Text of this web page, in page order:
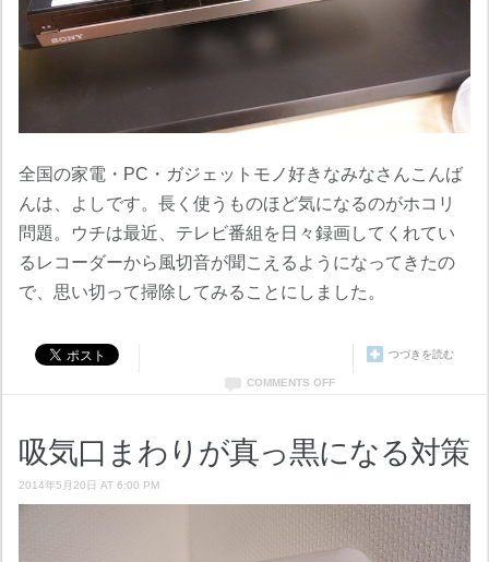
全国の家電・PC・ガジェットモノ好きなみなさんこんば
んは、よしです。長く使うものほど気になるのがホコリ
問題。ウチは最近、テレビ番組を日々録画してくれてい
るレコーダーから風切音が聞こえるようになってきたの
で、思い切って掃除してみることにしました。
つづきを読む
COMMENTS OFF
吸気口まわりが真っ黒になる対策
2014年5月20日 AT 6:00 PM